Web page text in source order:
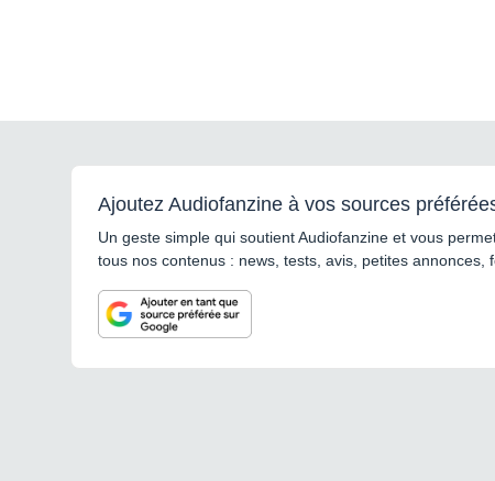
Ajoutez Audiofanzine à vos sources
Un geste simple qui soutient Audiofanzine et vous
tous nos contenus : news, tests, avis, petites annonces,